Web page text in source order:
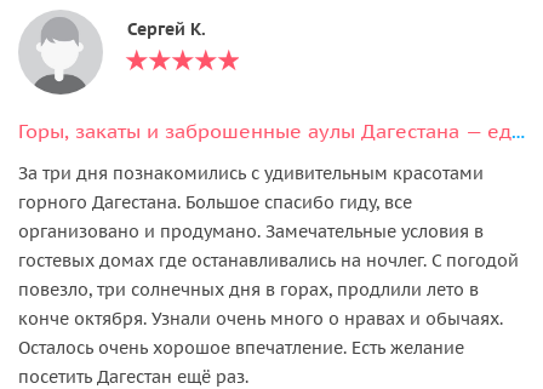
Сергей К.
Горы, закаты и заброшенные аулы Дагестана — едем в горы на выходные
За три дня познакомились с удивительным красотами
горного Дагестана. Большое спасибо гиду, все
организовано и продумано. Замечательные условия в
гостевых домах где останавливались на ночлег. С погодой
повезло, три солнечных дня в горах, продлили лето в
конче октября. Узнали очень много о нравах и обычаях.
Осталось очень хорошое впечатление. Есть желание
посетить Дагестан ещё раз.